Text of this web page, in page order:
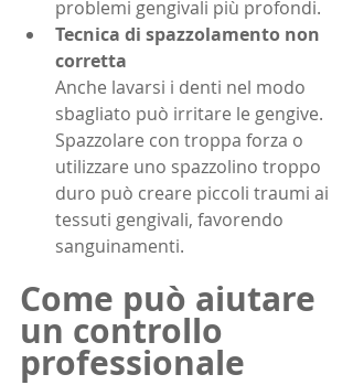
problemi gengivali più profondi.
Tecnica di spazzolamento non
corretta
Anche lavarsi i denti nel modo
sbagliato può irritare le gengive.
Spazzolare con troppa forza o
utilizzare uno spazzolino troppo
duro può creare piccoli traumi ai
tessuti gengivali, favorendo
sanguinamenti.
Come può aiutare
un controllo
professionale